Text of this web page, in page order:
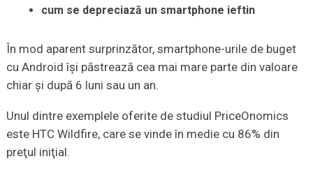
cum se depreciază un smartphone ieftin
În mod aparent surprinzător, smartphone-urile de buget
cu Android îşi păstrează cea mai mare parte din valoare
chiar şi după 6 luni sau un an.
Unul dintre exemplele oferite de studiul PriceOnomics
este HTC Wildfire, care se vinde în medie cu 86% din
preţul iniţial.